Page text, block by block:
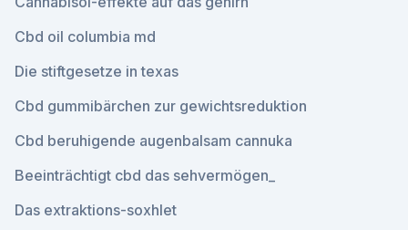
Cbd oil columbia md
Die stiftgesetze in texas
Cbd gummibärchen zur gewichtsreduktion
Cbd beruhigende augenbalsam cannuka
Beeinträchtigt cbd das sehvermögen_
Das extraktions-soxhlet